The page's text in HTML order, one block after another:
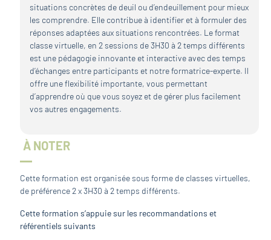
situations concrètes de deuil ou d’endeuillement pour mieux
les comprendre. Elle contribue à identifier et à formuler des
réponses adaptées aux situations rencontrées. Le format
classe virtuelle, en 2 sessions de 3H30 à 2 temps différents
est une pédagogie innovante et interactive avec des temps
d’échanges entre participants et notre formatrice-experte. Il
offre une flexibilité importante, vous permettant
d’apprendre où que vous soyez et de gérer plus facilement
vos autres engagements.
À NOTER
Cette formation est organisée sous forme de classes virtuelles,
de préférence 2 x 3H30 à 2 temps différents.
Cette formation s’appuie sur les recommandations et
référentiels suivants